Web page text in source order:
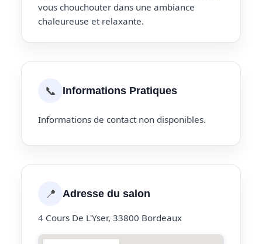
vous chouchouter dans une ambiance
chaleureuse et relaxante.
📞 Informations Pratiques
Informations de contact non disponibles.
📍 Adresse du salon
4 Cours De L'Yser, 33800 Bordeaux